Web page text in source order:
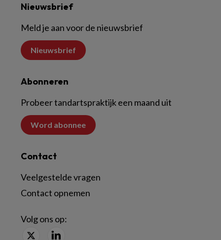
Nieuwsbrief
Meld je aan voor de nieuwsbrief
Nieuwsbrief
Abonneren
Probeer tandartspraktijk een maand uit
Word abonnee
Contact
Veelgestelde vragen
Contact opnemen
Volg ons op: